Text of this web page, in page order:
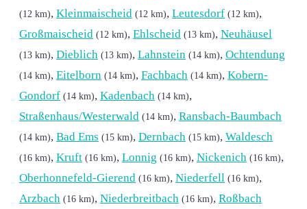
(12 km), Kleinmaischeid (12 km), Leutesdorf (12 km),
Großmaischeid (12 km), Ehlscheid (13 km), Neuhäusel
(13 km), Dieblich (13 km), Lahnstein (14 km), Ochtendung
(14 km), Eitelborn (14 km), Fachbach (14 km), Kobern-
Gondorf (14 km), Kadenbach (14 km),
Straßenhaus/Westerwald (14 km), Ransbach-Baumbach
(14 km), Bad Ems (15 km), Dernbach (15 km), Waldesch
(16 km), Kruft (16 km), Lonnig (16 km), Nickenich (16 km),
Oberhonnefeld-Gierend (16 km), Niederfell (16 km),
Arzbach (16 km), Niederbreitbach (16 km), Roßbach